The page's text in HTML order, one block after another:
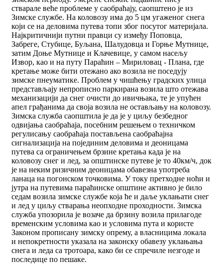
стварале веће проблеме у саобраћају, саопштено је из
Зимске службе. На коловозу има до 5 цм угаженог снега
који се на деловима путева топи због посутог материјала.
Најкритичнији путни правци су између Поповца,
Забреге, Стубице, Буљана, Шалудовца и Горње Мутнице,
затим Доње Мутнице и Клачевице, у самом насељу
Извор, као и на путу Параћин – Мириловац - Плана, где
кретање може бити отежано ако возила не поседују
зимске пнеуматике. Проблем у чишћењу градских улица
представљају непрописно паркирана возила што отежава
механизацији да снег очисти до ивичњака, те је упућен
апел грађанима да своја возила не остављању на коловозу.
Зимска служба саопштила је да је у циљу безбедног
одвијања саобраћаја, посебним решењем о техничком
регулисању саобраћаја постављена саобраћајна
сигнализација на појединим деловима и деоницама
путева са ограничењем брзине кретања када је на
коловозу снег и лед, за општинске путеве је то 40км/ч, док
је на неким ризичним деоницама обавезна употреба
ланаца на погонском точковима. У току претходне ноћи и
јутра на путевима параћинске општине активно је било
седам возила зимске службе која ће и даље уклањати снег
и лед у циљу стварања неопходне проходности. Зимска
служба упозорила је возаче да брзину возила прилагоде
временским условима као и условима пута и користе
Законом прописану зимску опрему, а власницима локала
и непокретности указала на законску обавезу уклањања
снега и леда са тротоара, како би се спречиле незгоде и
последице по пешаке.